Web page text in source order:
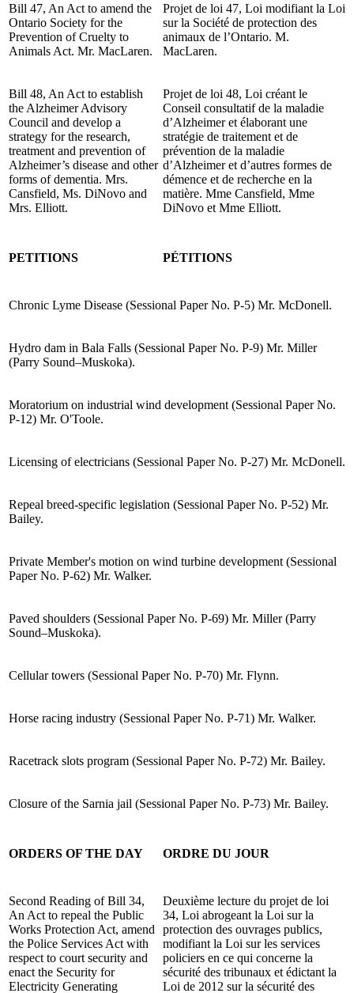
Bill 47, An Act to amend the
Ontario Society for the
Prevention of Cruelty to
Animals Act. Mr. MacLaren.
Projet de loi 47, Loi modifiant la Loi
sur la Société de protection des
animaux de l’Ontario. M.
MacLaren.
Bill 48, An Act to establish
the Alzheimer Advisory
Council and develop a
strategy for the research,
treatment and prevention of
Alzheimer’s disease and other
forms of dementia. Mrs.
Cansfield, Ms. DiNovo and
Mrs. Elliott.
Projet de loi 48, Loi créant le
Conseil consultatif de la maladie
d’Alzheimer et élaborant une
stratégie de traitement et de
prévention de la maladie
d’Alzheimer et d’autres formes de
démence et de recherche en la
matière. Mme Cansfield, Mme
DiNovo et Mme Elliott.
PETITIONS PÉTITIONS
Chronic Lyme Disease (Sessional Paper No. P-5) Mr. McDonell.
Hydro dam in Bala Falls (Sessional Paper No. P-9) Mr. Miller
(Parry Sound–Muskoka).
Moratorium on industrial wind development (Sessional Paper No.
P-12) Mr. O'Toole.
Licensing of electricians (Sessional Paper No. P-27) Mr. McDonell.
Repeal breed-specific legislation (Sessional Paper No. P-52) Mr.
Bailey.
Private Member's motion on wind turbine development (Sessional
Paper No. P-62) Mr. Walker.
Paved shoulders (Sessional Paper No. P-69) Mr. Miller (Parry
Sound–Muskoka).
Cellular towers (Sessional Paper No. P-70) Mr. Flynn.
Horse racing industry (Sessional Paper No. P-71) Mr. Walker.
Racetrack slots program (Sessional Paper No. P-72) Mr. Bailey.
Closure of the Sarnia jail (Sessional Paper No. P-73) Mr. Bailey.
ORDERS OF THE DAY ORDRE DU JOUR
Second Reading of Bill 34,
An Act to repeal the Public
Works Protection Act, amend
the Police Services Act with
respect to court security and
enact the Security for
Electricity Generating
Deuxième lecture du projet de loi
34, Loi abrogeant la Loi sur la
protection des ouvrages publics,
modifiant la Loi sur les services
policiers en ce qui concerne la
sécurité des tribunaux et édictant la
Loi de 2012 sur la sécurité des